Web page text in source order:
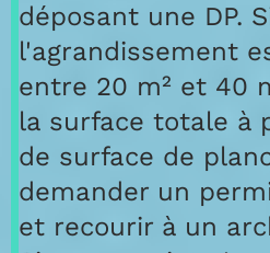
déposant une DP.
l'agrandissement
entre 20 m² et 40
la surface totale à
de surface de
demander un
et recourir à un